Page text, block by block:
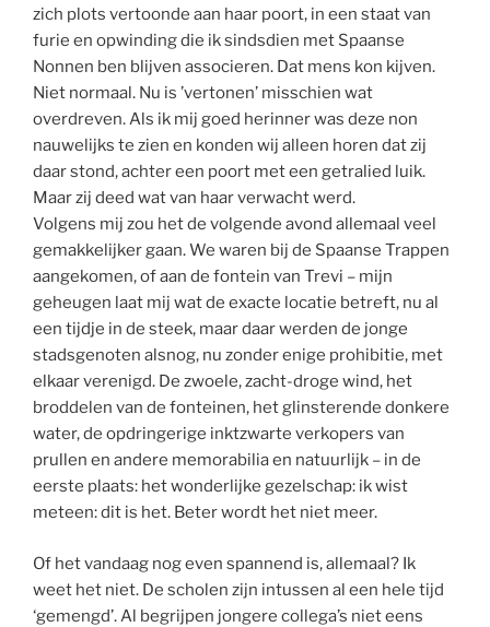
zich plots vertoonde aan haar poort, in een staat van
furie en opwinding die ik sindsdien met Spaanse
Nonnen ben blijven associeren. Dat mens kon kijven.
Niet normaal. Nu is ’vertonen’ misschien wat
overdreven. Als ik mij goed herinner was deze non
nauwelijks te zien en konden wij alleen horen dat zij
daar stond, achter een poort met een getralied luik.
Maar zij deed wat van haar verwacht werd.
Volgens mij zou het de volgende avond allemaal veel
gemakkelijker gaan. We waren bij de Spaanse Trappen
aangekomen, of aan de fontein van Trevi – mijn
geheugen laat mij wat de exacte locatie betreft, nu al
een tijdje in de steek, maar daar werden de jonge
stadsgenoten alsnog, nu zonder enige prohibitie, met
elkaar verenigd. De zwoele, zacht-droge wind, het
broddelen van de fonteinen, het glinsterende donkere
water, de opdringerige inktzwarte verkopers van
prullen en andere memorabilia en natuurlijk – in de
eerste plaats: het wonderlijke gezelschap: ik wist
meteen: dit is het. Beter wordt het niet meer.
Of het vandaag nog even spannend is, allemaal? Ik
weet het niet. De scholen zijn intussen al een hele tijd
‘gemengd’. Al begrijpen jongere collega’s niet eens